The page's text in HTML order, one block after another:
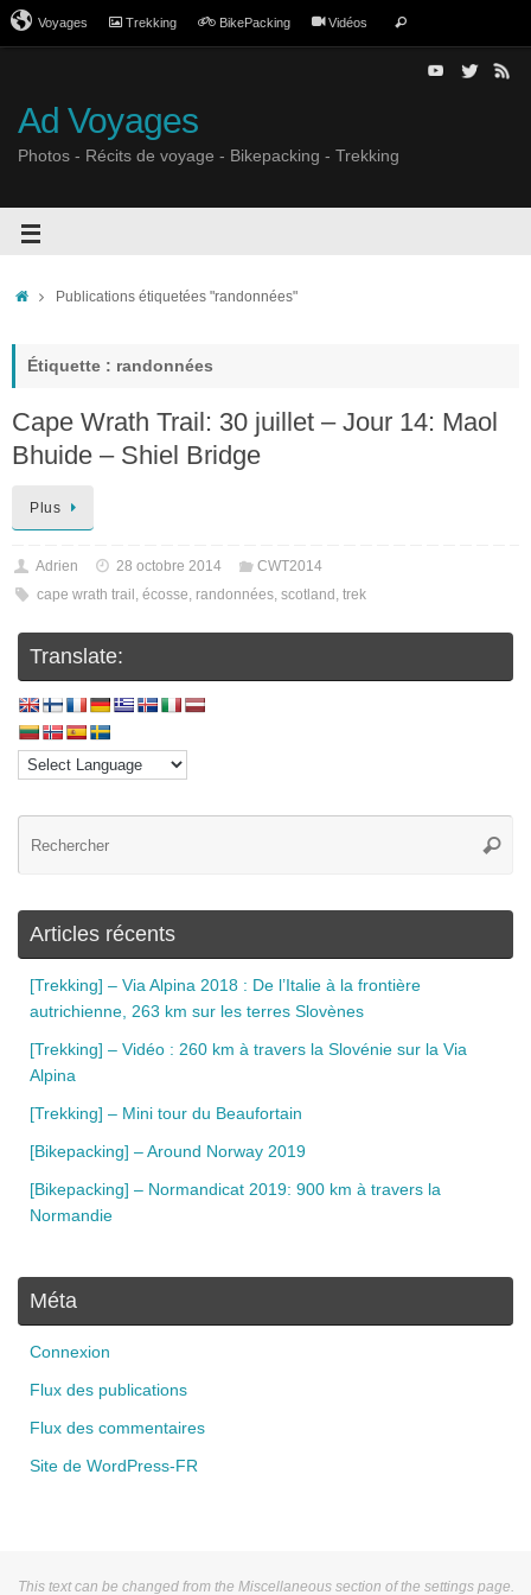
Voyages Trekking BikePacking Vidéos
Ad Voyages
Photos - Récits de voyage - Bikepacking - Trekking
Publications étiquetées "randonnées"
Étiquette : randonnées
Cape Wrath Trail: 30 juillet – Jour 14: Maol
Bhuide – Shiel Bridge
Plus
Adrien 28 octobre 2014
CWT2014
cape wrath trail , écosse, randonnées, scotland , trek
Translate:
Articles récents
[Trekking] – Via Alpina 2018 : De l’Italie à la frontière
autrichienne, 263 km sur les terres Slovènes
[Trekking] – Vidéo : 260 km à travers la Slovénie sur la Via
Alpina
[Trekking] – Mini tour du Beaufortain
[Bikepacking] – Around Norway 2019
[Bikepacking] – Normandicat 2019: 900 km à travers la
Normandie
Méta
Connexion
Flux des publications
Flux des commentaires
Site de WordPress-FR
This text can be changed from the Miscellaneous section of the settings page.